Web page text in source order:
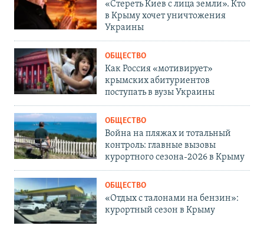
«Стереть Киев с лица земли». Кто
в Крыму хочет уничтожения
Украины
ОБЩЕСТВО
Как Россия «мотивирует»
крымских абитуриентов
поступать в вузы Украины
ОБЩЕСТВО
Война на пляжах и тотальный
контроль: главные вызовы
курортного сезона-2026 в Крыму
ОБЩЕСТВО
«Отдых с талонами на бензин»:
курортный сезон в Крыму